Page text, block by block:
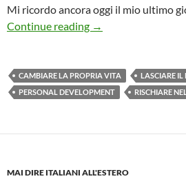
Mi ricordo ancora oggi il mio ultimo
Continue reading L’importanza di
→
CAMBIARE LA PROPRIA VITA
LASCIARE
PERSONAL DEVELOPMENT
RISCHIARE
MAI DIRE ITALIANI ALL'ESTERO